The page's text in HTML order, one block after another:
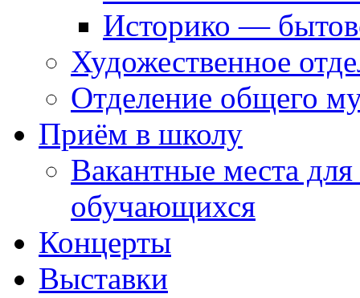
Историко —
Художественное
Отделение общего
Приём в школу
Вакантные места
обучающихся
Концерты
Выставки